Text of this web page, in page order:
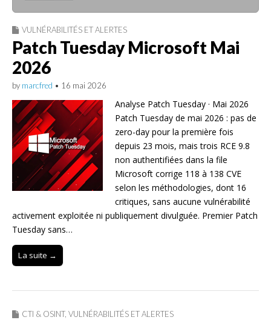
VULNÉRABILITÉS ET ALERTES
Patch Tuesday Microsoft Mai
2026
by marcfred • 16 mai 2026
Analyse Patch Tuesday · Mai 2026
Patch Tuesday de mai 2026 : pas de
zero-day pour la première fois
depuis 23 mois, mais trois RCE 9.8
non authentifiées dans la file
Microsoft corrige 118 à 138 CVE
selon les méthodologies, dont 16
critiques, sans aucune vulnérabilité
activement exploitée ni publiquement divulguée. Premier Patch
Tuesday sans…
La suite →
CTI & OSINT, VULNÉRABILITÉS ET ALERTES